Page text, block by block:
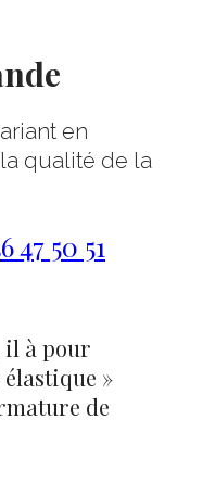
en
qualité de la
50 51
il à pour
»
de